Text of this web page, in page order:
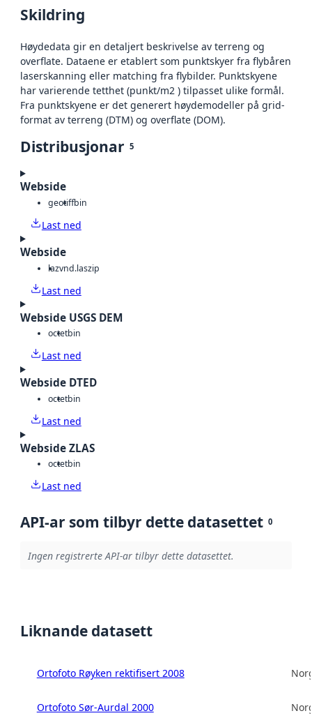
Skildring
Høydedata gir en detaljert beskrivelse av terreng og
overflate. Dataene er etablert som punktskyer fra flybåren
laserskanning eller matching fra flybilder. Punktskyene
har varierende tetthet (punkt/m2 ) tilpasset ulike formål.
Fra punktskyene er det generert høydemodeller på grid-
format av terreng (DTM) og overflate (DOM).
Distribusjonar 5
Webside
geotiffbin
Last ned
Webside
lazvnd.laszip
Last ned
Webside USGS DEM
octetbin
Last ned
Webside DTED
octetbin
Last ned
Webside ZLAS
octetbin
Last ned
API-ar som tilbyr dette datasettet 0
Ingen registrerte API-ar tilbyr dette datasettet.
Liknande datasett
Ortofoto Røyken rektifisert 2008
Ortofoto Sør-Aurdal 2000